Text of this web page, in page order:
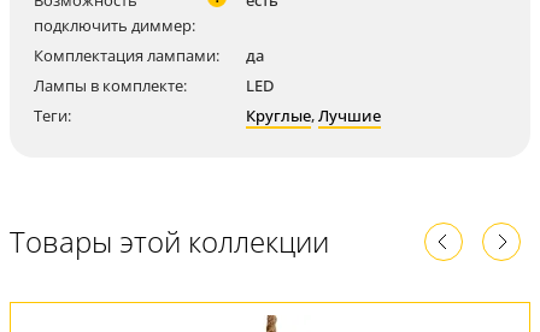
подключить диммер:
Комплектация лампами:
да
Лампы в комплекте:
LED
Теги:
Круглые,Лучшие
Товары этой коллекции